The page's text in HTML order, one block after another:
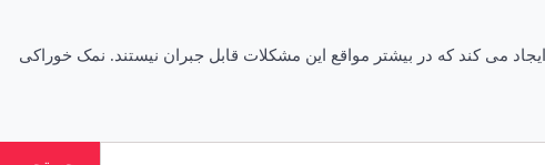
کند که در بیشتر مواقع این مشکلات قابل جبران نیستند. نمک خوراکی